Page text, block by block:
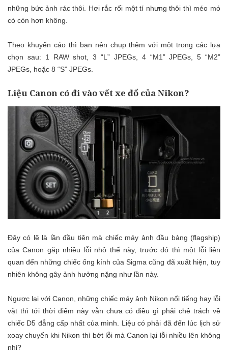
những bức ảnh rác thôi. Hơi rắc rối một tí nhưng thôi thì méo mó
có còn hơn không.
Theo khuyến cáo thì bạn nên chụp thêm với một trong các lựa
chọn sau: 1 RAW shot, 3 “L” JPEGs, 4 “M1” JPEGs, 5 “M2”
JPEGs, hoặc 8 “S” JPEGs.
Liệu Canon có đi vào vết xe đổ của Nikon?
Đây có lẽ là lần đầu tiên mà chiếc máy ảnh đầu bảng (flagship)
của Canon gặp nhiều lỗi nhỏ thế này, trước đó thì một lỗi liên
quan đến những chiếc ống kính của Sigma cũng đã xuất hiện, tuy
nhiên không gây ảnh hưởng nặng như lần này.
Ngược lại với Canon, những chiếc máy ảnh Nikon nổi tiếng hay lỗi
vặt thì tới thời điểm này vẫn chưa có điều gì phải chê trách về
chiếc D5 đẳng cấp nhất của mình. Liệu có phải đã đến lúc lịch sử
xoay chuyển khi Nikon thì bớt lỗi mà Canon lại lỗi nhiều lên không
nhỉ?